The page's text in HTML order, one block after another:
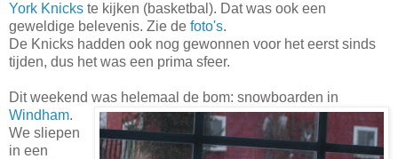
York Knicks te kijken (basketbal). Dat was ook een
geweldige belevenis. Zie de foto's.
De Knicks hadden ook nog gewonnen voor het eerst sinds
tijden, dus het was een prima sfeer.
Dit weekend was helemaal de bom: snowboarden in
Windham.
We sliepen
in een